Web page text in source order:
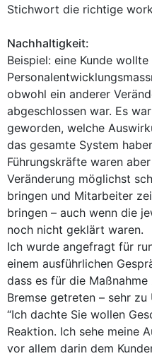
Stichwort die richtige
Nachhaltigkeit:
Beispiel: eine Kunde
obwohl ein anderer
abgeschlossen war. Es
geworden, welche
das gesamte System
Führungskräfte waren
Veränderung möglichst
bringen und Mitarbeiter
bringen – auch wenn die
noch nicht geklärt waren.
Ich wurde angefragt für
einem ausführlichen
dass es für die
Bremse getreten – sehr zu
“Ich dachte Sie wollen
Reaktion. Ich sehe meine
vor allem darin dem